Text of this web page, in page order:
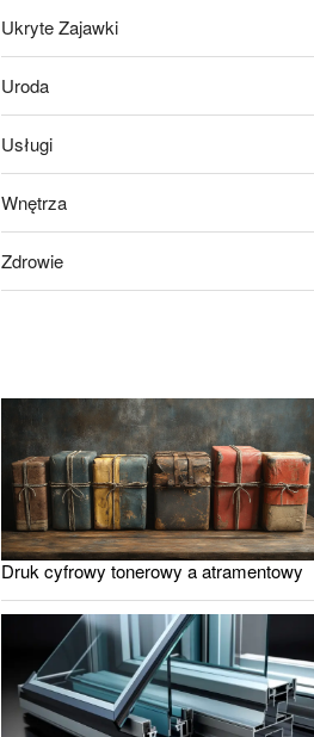
Ukryte Zajawki
Uroda
Usługi
Wnętrza
Zdrowie
Druk cyfrowy tonerowy a atramentowy